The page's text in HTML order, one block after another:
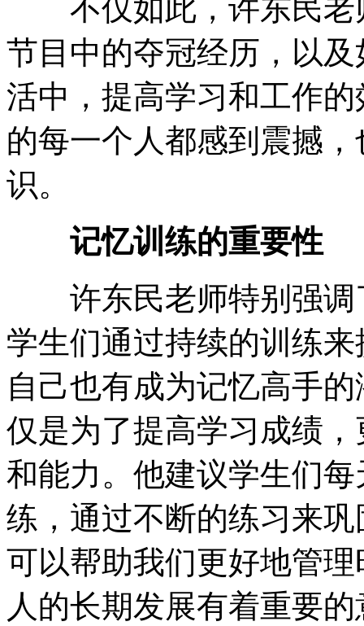
不仅如此，许东民老
节目中的夺冠经历，以
活中，提高学习和工作
的每一个人都感到震撼
识。
记忆训练的重要性
许东民老师特别强调
学生们通过持续的训练
自己也有成为记忆高手
仅是为了提高学习成绩
和能力。他建议学生们
练，通过不断的练习来
可以帮助我们更好地管
人的长期发展有着重要